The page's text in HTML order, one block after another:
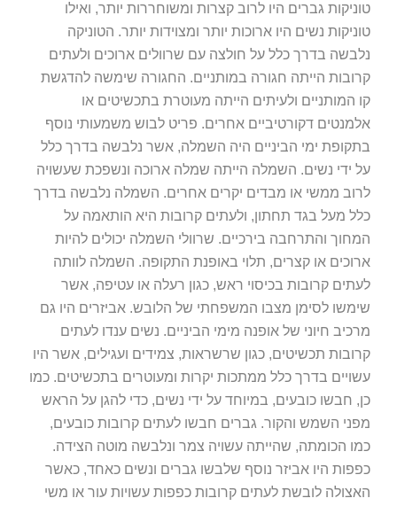
טוניקות גברים היו לרוב קצרות ומשוחררות יותר, ואילו
טוניקות נשים היו ארוכות יותר ומצוידות יותר. הטוניקה
נלבשה בדרך כלל על חולצה עם שרוולים ארוכים ולעתים
קרובות הייתה חגורה במותניים. החגורה שימשה להדגשת
קו המותניים ולעיתים הייתה מעוטרת בתכשיטים או
אלמנטים דקורטיביים אחרים. פריט לבוש משמעותי נוסף
בתקופת ימי הביניים היה השמלה, אשר נלבשה בדרך כלל
על ידי נשים. השמלה הייתה שמלה ארוכה ונשפכת שעשויה
לרוב ממשי או מבדים יקרים אחרים. השמלה נלבשה בדרך
כלל מעל בגד תחתון, ולעתים קרובות היא הותאמה על
המחוך והתרחבה בירכיים. שרוולי השמלה יכולים להיות
ארוכים או קצרים, תלוי באופנת התקופה. השמלה לוותה
לעתים קרובות בכיסוי ראש, כגון רעלה או עטיפה, אשר
שימשו לסימן מצבו המשפחתי של הלובש. אביזרים היו גם
מרכיב חיוני של אופנה מימי הביניים. נשים ענדו לעתים
קרובות תכשיטים, כגון שרשראות, צמידים ועגילים, אשר היו
עשויים בדרך כלל ממתכות יקרות ומעוטרים בתכשיטים. כמו
כן, חבשו כובעים, במיוחד על ידי נשים, כדי להגן על הראש
מפני השמש והקור. גברים חבשו לעתים קרובות כובעים,
כמו הכומתה, שהייתה עשויה צמר ונלבשה מוטה הצידה.
כפפות היו אביזר נוסף שלבשו גברים ונשים כאחד, כאשר
האצולה לובשת לעתים קרובות כפפות עשויות עור או משי